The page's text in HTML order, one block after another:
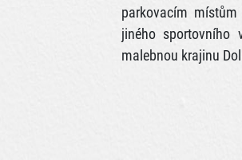
parkovacím
jiného sportovního
malebnou krajinu